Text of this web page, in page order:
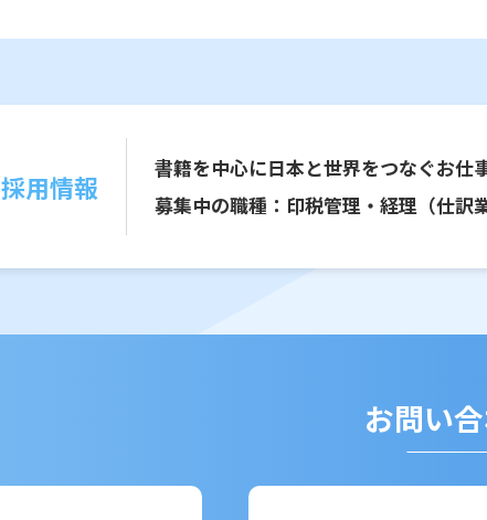
採用情報
書籍を中心に日本と世界をつなぐお仕
募集中の職種：印税管理・経理（仕訳業
お問い